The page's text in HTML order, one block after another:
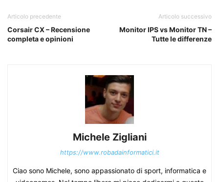
Articolo precedente
Corsair CX – Recensione
completa e opinioni
Articolo successivo
Monitor IPS vs Monitor TN –
Tutte le differenze
Michele Zigliani
https://www.robadainformatici.it
Ciao sono Michele, sono appassionato di sport, informatica e